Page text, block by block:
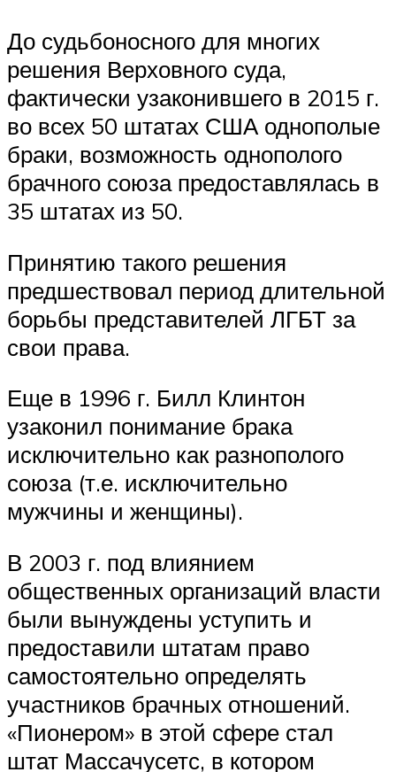
До судьбоносного для многих
решения Верховного суда,
фактически узаконившего в 2015 г.
во всех 50 штатах США однополые
браки, возможность однополого
брачного союза предоставлялась в
35 штатах из 50.
Принятию такого решения
предшествовал период длительной
борьбы представителей ЛГБТ за
свои права.
Еще в 1996 г. Билл Клинтон
узаконил понимание брака
исключительно как разнополого
союза (т.е. исключительно
мужчины и женщины).
В 2003 г. под влиянием
общественных организаций власти
были вынуждены уступить и
предоставили штатам право
самостоятельно определять
участников брачных отношений.
«Пионером» в этой сфере стал
штат Массачусетс, в котором